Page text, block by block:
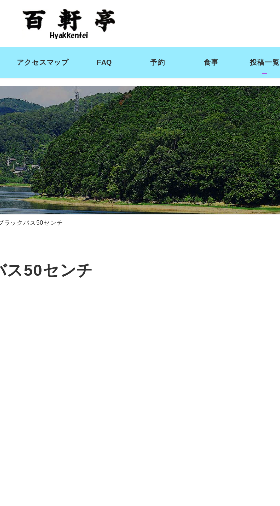
アクセスマップ FAQ 予約 食事 投稿一覧
ックバス50センチ
50センチ